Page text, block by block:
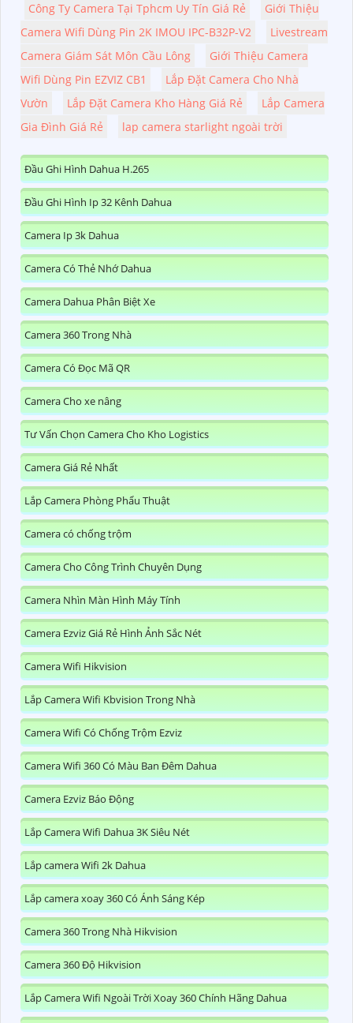
Công Ty Camera Tại Tphcm Uy Tín Giá Rẻ
Giới Thiệu
Camera Wifi Dùng Pin 2K IMOU IPC-B32P-V2
Livestream
Camera Giám Sát Môn Cầu Lông
Giới Thiệu Camera
Wifi Dùng Pin EZVIZ CB1
Lắp Đặt Camera Cho Nhà
Vườn
Lắp Đặt Camera Kho Hàng Giá Rẻ
Lắp Camera
Gia Đình Giá Rẻ
lap camera starlight ngoài trời
Đầu Ghi Hình Dahua H.265
Đầu Ghi Hình Ip 32 Kênh Dahua
Camera Ip 3k Dahua
Camera Có Thẻ Nhớ Dahua
Camera Dahua Phân Biệt Xe
Camera 360 Trong Nhà
Camera Có Đọc Mã QR
Camera Cho xe nâng
Tư Vấn Chọn Camera Cho Kho Logistics
Camera Giá Rẻ Nhất
Lắp Camera Phòng Phẩu Thuật
Camera có chống trộm
Camera Cho Công Trình Chuyên Dụng
Camera Nhìn Màn Hình Máy Tính
Camera Ezviz Giá Rẻ Hình Ảnh Sắc Nét
Camera Wifi Hikvision
Lắp Camera Wifi Kbvision Trong Nhà
Camera Wifi Có Chống Trộm Ezviz
Camera Wifi 360 Có Màu Ban Đêm Dahua
Camera Ezviz Báo Động
Lắp Camera Wifi Dahua 3K Siêu Nét
Lắp camera Wifi 2k Dahua
Lắp camera xoay 360 Có Ánh Sáng Kép
Camera 360 Trong Nhà Hikvision
Camera 360 Độ Hikvision
Lắp Camera Wifi Ngoài Trời Xoay 360 Chính Hãng Dahua